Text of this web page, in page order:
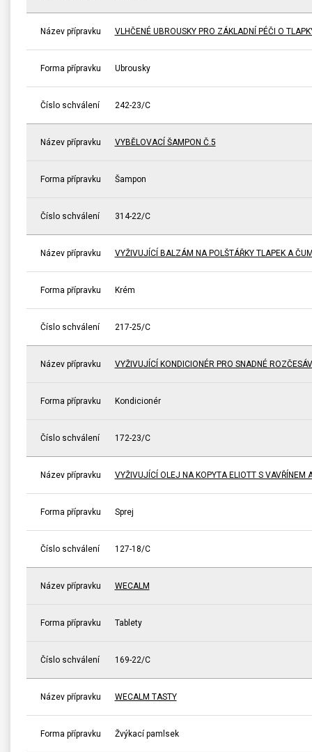
Název přípravku VLHČENÉ UBROUSKY PRO ZÁKLADNÍ PÉČI O
Forma přípravku Ubrousky
Číslo schválení 242-23/C
Název přípravku VYBĚLOVACÍ ŠAMPON Č.5
Forma přípravku Šampon
Číslo schválení 314-22/C
Název přípravku VYŽIVUJÍCÍ BALZÁM NA POLŠTÁŘKY TLAPEK A
Forma přípravku Krém
Číslo schválení 217-25/C
Název přípravku VYŽIVUJÍCÍ KONDICIONÉR PRO SNADNÉ
Forma přípravku Kondicionér
Číslo schválení 172-23/C
Název přípravku VYŽIVUJÍCÍ OLEJ NA KOPYTA ELIOTT S VAVŘÍNEM
Forma přípravku Sprej
Číslo schválení 127-18/C
Název přípravku WECALM
Forma přípravku Tablety
Číslo schválení 169-22/C
Název přípravku WECALM TASTY
Forma přípravku Žvýkací pamlsek